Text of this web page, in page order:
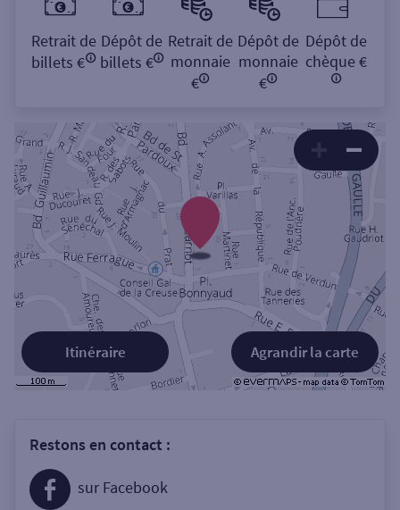
Retrait de
billets €
Dépôt de
billets €
Retrait de
monnaie
€
Dépôt de
monnaie
€
Dépôt de
chèque €
Agrandir la carte
Itinéraire
Restons en contact :
sur Facebook